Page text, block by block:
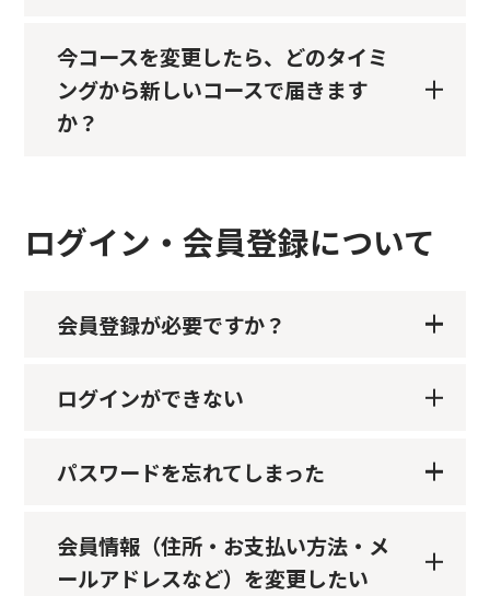
今コースを変更したら、どのタイミ
ングから新しいコースで届きます
か？
ログイン・会員登録について
会員登録が必要ですか？
ログインができない
パスワードを忘れてしまった
会員情報（住所・お支払い方法・メ
ールアドレスなど）を変更したい